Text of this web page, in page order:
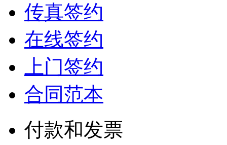
传真签约
在线签约
上门签约
合同范本
付款和发票